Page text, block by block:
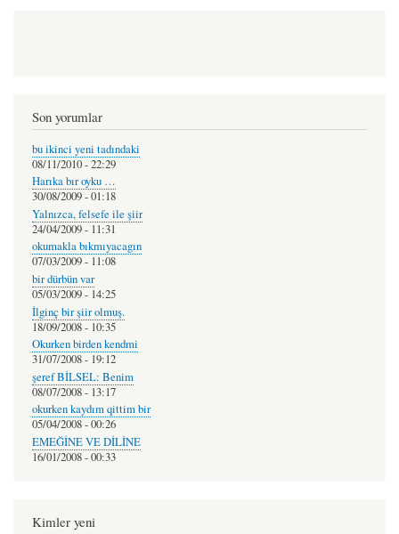
Son yorumlar
bu ikinci yeni tadındaki
08/11/2010 - 22:29
Harıka bır oyku …
30/08/2009 - 01:18
Yalnızca, felsefe ile şiir
24/04/2009 - 11:31
okumakla bıkmıyacagın
07/03/2009 - 11:08
bir dürbün var
05/03/2009 - 14:25
İlginç bir şiir olmuş.
18/09/2008 - 10:35
Okurken birden kendmi
31/07/2008 - 19:12
şeref BİLSEL: Benim
08/07/2008 - 13:17
okurken kaydım qittim bir
05/04/2008 - 00:26
EMEĞİNE VE DİLİNE
16/01/2008 - 00:33
Kimler yeni